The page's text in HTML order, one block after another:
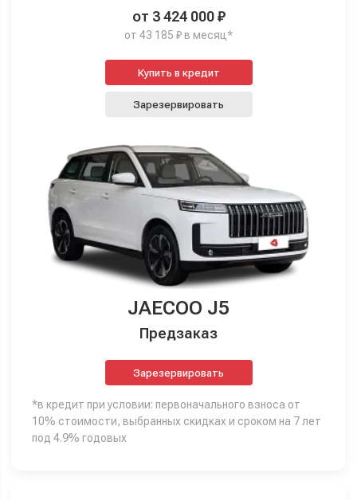
от 3 424 000 ₽
от 43 185 ₽ в месяц*
Купить в кредит
Зарезервировать
JAECOO J5
Предзаказ
Зарезервировать
*в кредит при условии: первоначального взноса от
10% стоимости, выбранных скидках и сроком на 7 лет
под 4.9% годовых